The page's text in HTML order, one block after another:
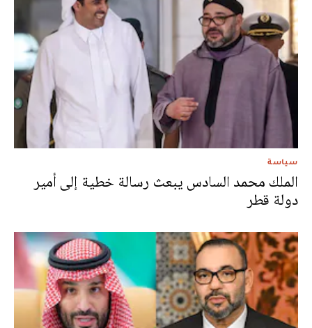
سياسة
الملك محمد السادس يبعث رسالة خطية إلى أمير
دولة قطر